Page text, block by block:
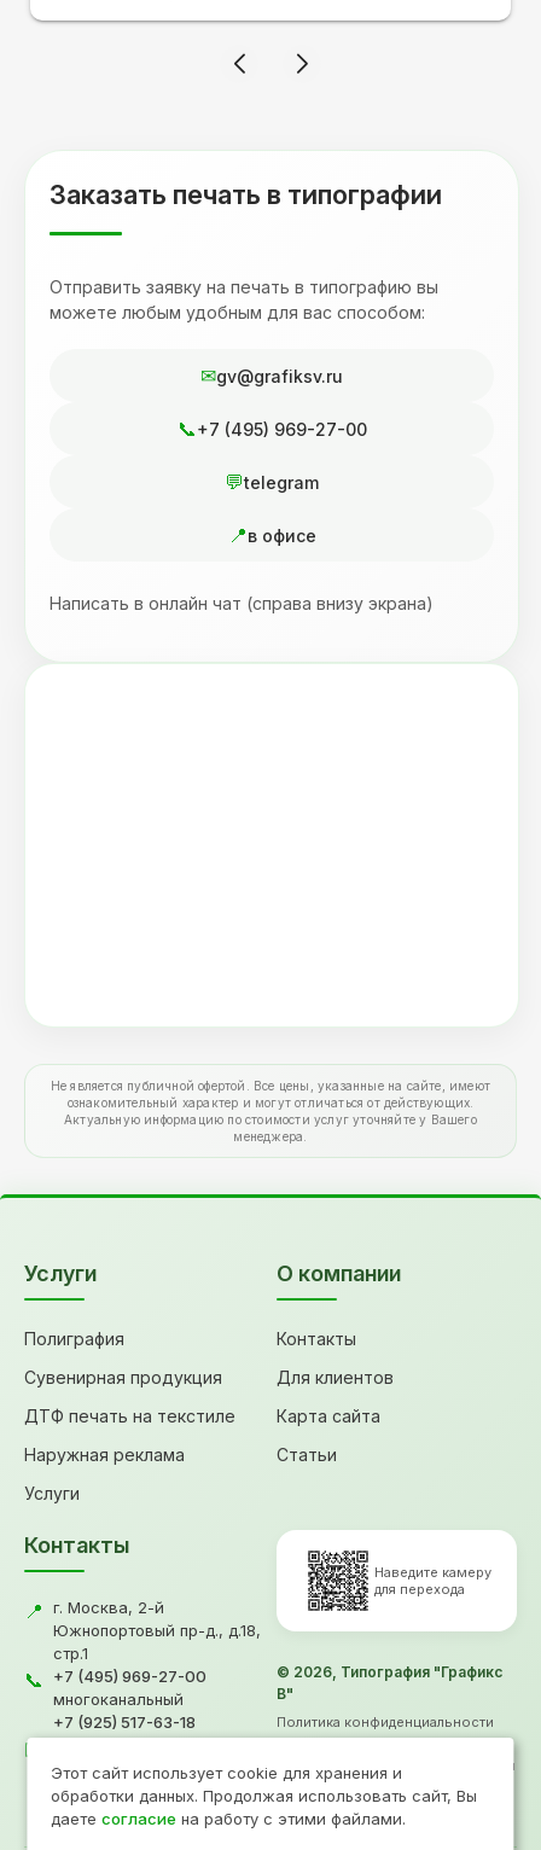
терпеливость, отвечала на все мои вопросы.
Заказать печать в типографии
Отправить заявку на печать в типографию вы
можете любым удобным для вас способом:
gv@grafiksv.ru
+7 (495) 969-27-00
telegram
в офисе
Написать в онлайн чат (справа внизу экрана)
Не является публичной офертой. Все цены, указанные на сайте, имеют
ознакомительный характер и могут отличаться от действующих.
Актуальную информацию по стоимости услуг уточняйте у Вашего
менеджера.
Услуги
Полиграфия
Сувенирная продукция
ДТФ печать на текстиле
Наружная реклама
Услуги
О компании
Контакты
Для клиентов
Карта сайта
Статьи
Контакты
📍
г. Москва, 2-й
Южнопортовый пр-д., д.18,
стр.1
📞
+7 (495) 969-27-00
многоканальный
+7 (925) 517-63-18
✉️
Наведите камеру
для перехода
© 2026, Типография "Графикс
В"
Политика конфиденциальности
Информация не является офертой
Продвижение
Этот сайт использует cookie для хранения и
обработки данных. Продолжая использовать сайт, Вы
даетесогласие на работу с этими файлами.